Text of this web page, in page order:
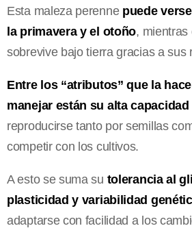
Esta maleza perenne puede
la primavera y el otoño, mientras
sobrevive bajo tierra gracias a sus
Entre los “atributos” que la
manejar están su alta
reproducirse tanto por semillas
competir con los cultivos.
A esto se suma su tolerancia al
plasticidad y variabilidad
adaptarse con facilidad a los